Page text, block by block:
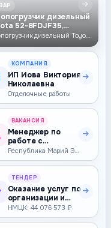
дизельный
52-8FDJF35,
7000…
Автопогрузчик дизельный Toyota 52-8FDJF35, 3500кг, 7000мм, свободный х…
КОМПАНИЯ
ИП Иова Виктория
Николаевна
Отделочные работы
ВАКАНСИЯ
Менеджер по
работе с
клиентами
Республика Марий Эл — 70 000–300 000 ₽
ТЕНДЕР
Оказание услуг по
организации и
проведению
плавательной…
НМЦК: 44 076 573 ₽